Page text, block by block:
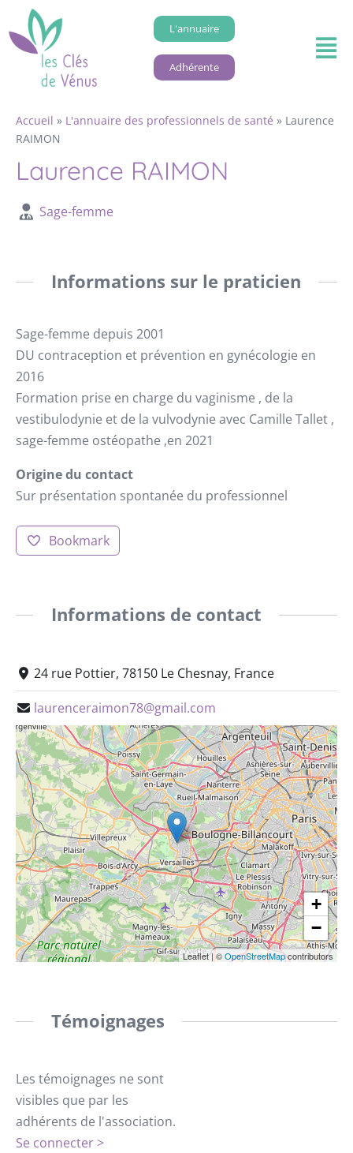
L'annuaire
Adhérente
Accueil » L'annuaire des professionnels de santé » Laurence
RAIMON
Laurence RAIMON
Sage-femme
Informations sur le praticien
Sage-femme depuis 2001
DU contraception et prévention en gynécologie en
2016
Formation prise en charge du vaginisme , de la
vestibulodynie et de la vulvodynie avec Camille Tallet ,
sage-femme ostéopathe ,en 2021
Origine du contact
Sur présentation spontanée du professionnel
Bookmark
Informations de contact
24 rue Pottier, 78150 Le Chesnay, France
laurenceraimon78@gmail.com
+
−
Leaflet| ©OpenStreetMapcontributors
Témoignages
Les témoignages ne sont
visibles que par les
adhérents de l'association.
Se connecter >